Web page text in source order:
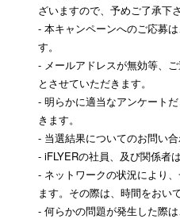
ざいますので、予めご了承下さ
- 本キャンペーンへのご応募
す。
- メールアドレスが無効等、
とさせていただきます。
- 明らかに適当なアンケート
きます。
- 当選結果についてのお問い
- iFLYERの社員、及び関係者
- ネットワークの状況により
ます。その際は、時間をおい
- 何らかの問題が発生した際